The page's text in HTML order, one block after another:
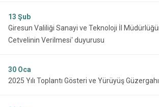
13 Şub
Giresun Valiliği Sanayi ve Teknoloji İl
Cetvelinin Verilmesi' duyurusu
30 Oca
2025 Yılı Toplantı Gösteri ve Yürüyüş Güzergahı